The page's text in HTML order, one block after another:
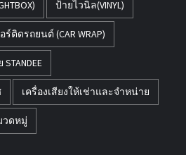
ป้ายไวนิล(VINYL)
ร์ติดรถยนต์ (CAR WRAP)
เครื่องเสียงให้เช่าและจำหน่าย
วดหมู่